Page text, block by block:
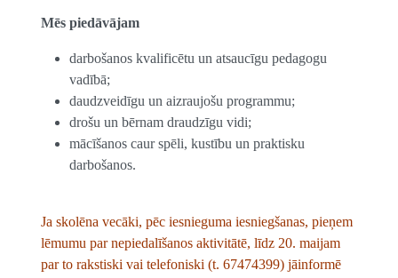
Mēs piedāvājam
darbošanos kvalificētu un atsaucīgu pedagogu
vadībā;
daudzveidīgu un aizraujošu programmu;
drošu un bērnam draudzīgu vidi;
mācīšanos caur spēli, kustību un praktisku
darbošanos.
Ja skolēna vecāki, pēc iesnieguma iesniegšanas, pieņem
lēmumu par nepiedalīšanos aktivitātē, līdz 20. maijam
par to rakstiski vai telefoniski (t. 67474399) jāinformē